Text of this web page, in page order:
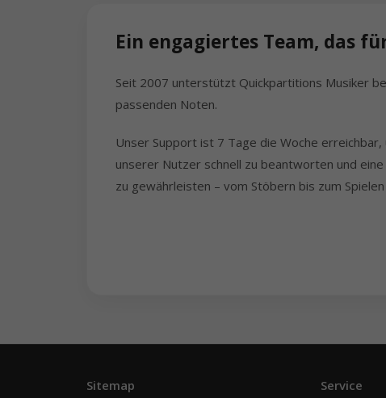
Ein engagiertes Team, das
Seit 2007 unterstützt Quickpartitions Musiker
passenden Noten.
Unser Support ist 7 Tage die Woche erreichbar,
unserer Nutzer schnell zu beantworten und eine
zu gewährleisten – vom Stöbern bis zum
Sitemap Service